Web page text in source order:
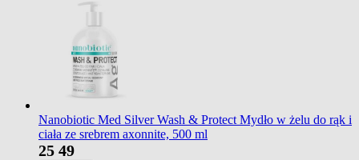
Nanobiotic Med Silver Wash & Protect Mydło w żelu do rąk i
ciała ze srebrem axonnite, 500 ml
25 49